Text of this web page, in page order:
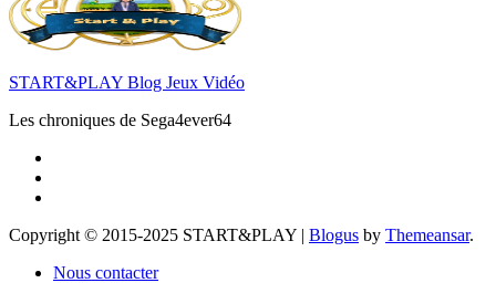
START&PLAY Blog Jeux Vidéo
Les chroniques de Sega4ever64
Copyright © 2015-2025 START&PLAY | Blogus by Themeansar.
Nous contacter